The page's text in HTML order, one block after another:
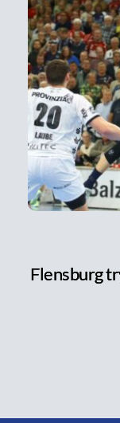
Flensburg